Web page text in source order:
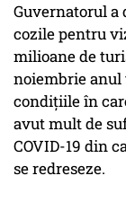
Guvernatorul a
cozile pentru
milioane de
noiembrie
condiţiile în
avut mult de
COVID-19 din
se redreseze.